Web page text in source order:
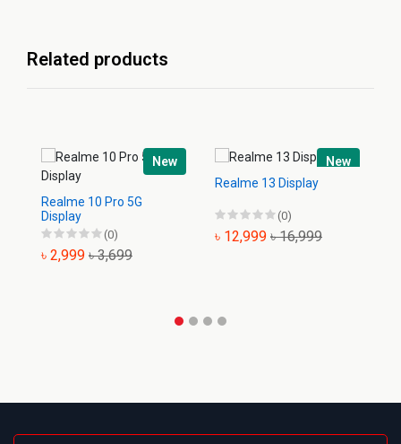
Related products
New
Realme 10 Pro 5G
Display
(0)
৳ 2,999 ৳ 3,699
New
Realme 13 Display
(0)
৳ 12,999 ৳ 16,999